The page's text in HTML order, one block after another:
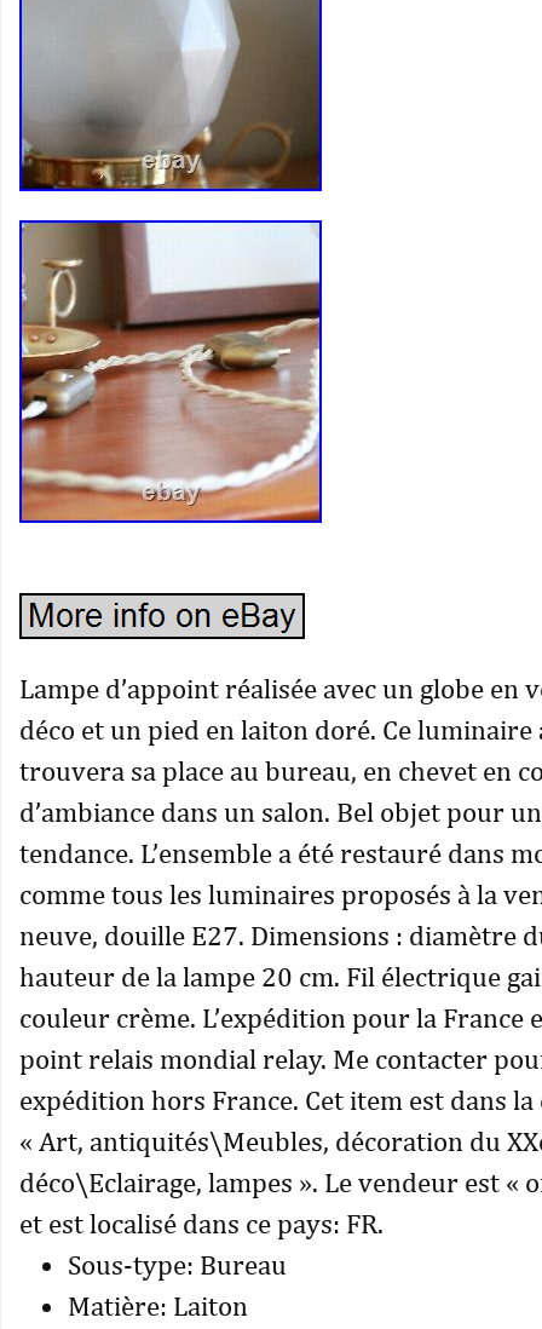
Lampe d’appoint réalisée avec un globe en
déco et un pied en laiton doré. Ce luminaire
trouvera sa place au bureau, en chevet en
d’ambiance dans un salon. Bel objet pour
tendance. L’ensemble a été restauré dans
comme tous les luminaires proposés à la
neuve, douille E27. Dimensions : diamètre
hauteur de la lampe 20 cm. Fil électrique
couleur crème. L’expédition pour la France
point relais mondial relay. Me contacter
expédition hors France. Cet item est dans la
« Art, antiquités\Meubles, décoration du
déco\Eclairage, lampes ». Le vendeur est «
et est localisé dans ce pays: FR.
Sous-type: Bureau
Matière: Laiton